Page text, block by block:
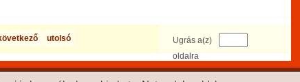
Ugrás a(z)
oldalra
utolsó